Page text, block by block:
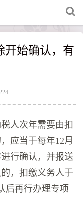
开始确认，有
224
人次年需要由扣
应当于每年12月
行确认，并报送
，扣缴义务人于
后再行办理专项